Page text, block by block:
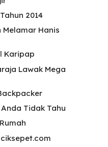
2014
Hanis
Karipap
Lawak Mega
Tidak Tahu